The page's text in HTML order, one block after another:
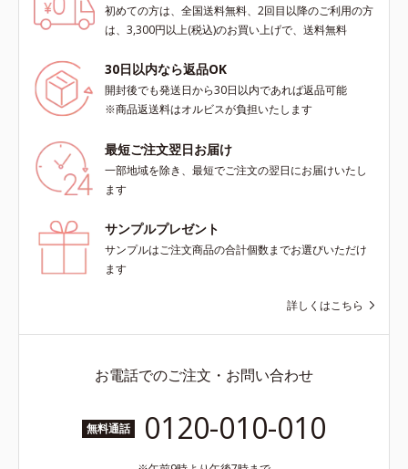
初めての方は、全国送料無料、2回目以降のご利用の方
は、3,300円以上(税込)のお買い上げで、送料無料
30日以内なら返品OK
開封後でも発送日から30日以内であれば返品可能
※商品返送料はオルビスが負担いたします
最短ご注文翌日お届け
一部地域を除き、最短でご注文の翌日にお届けいたし
ます
サンプルプレゼント
サンプルはご注文商品の合計個数までお選びいただけ
ます
詳しくはこちら
お電話でのご注文・お問い合わせ
無料通話 0120-010-010